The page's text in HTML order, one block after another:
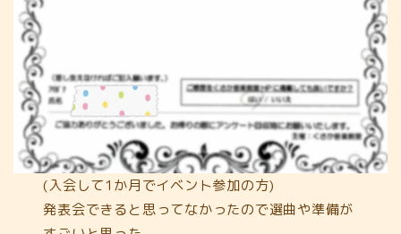
(入会して1か月でイベント参加の方)
発表会できると思ってなかったので選曲や準備が